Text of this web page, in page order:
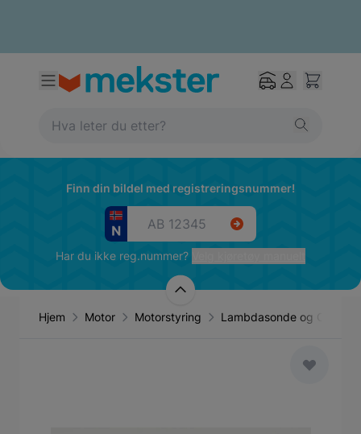
Finn din bildel med registreringsnummer!
Har du ikke reg.nummer?
Hjem Motor Motorstyring Lambdasonde og O2-